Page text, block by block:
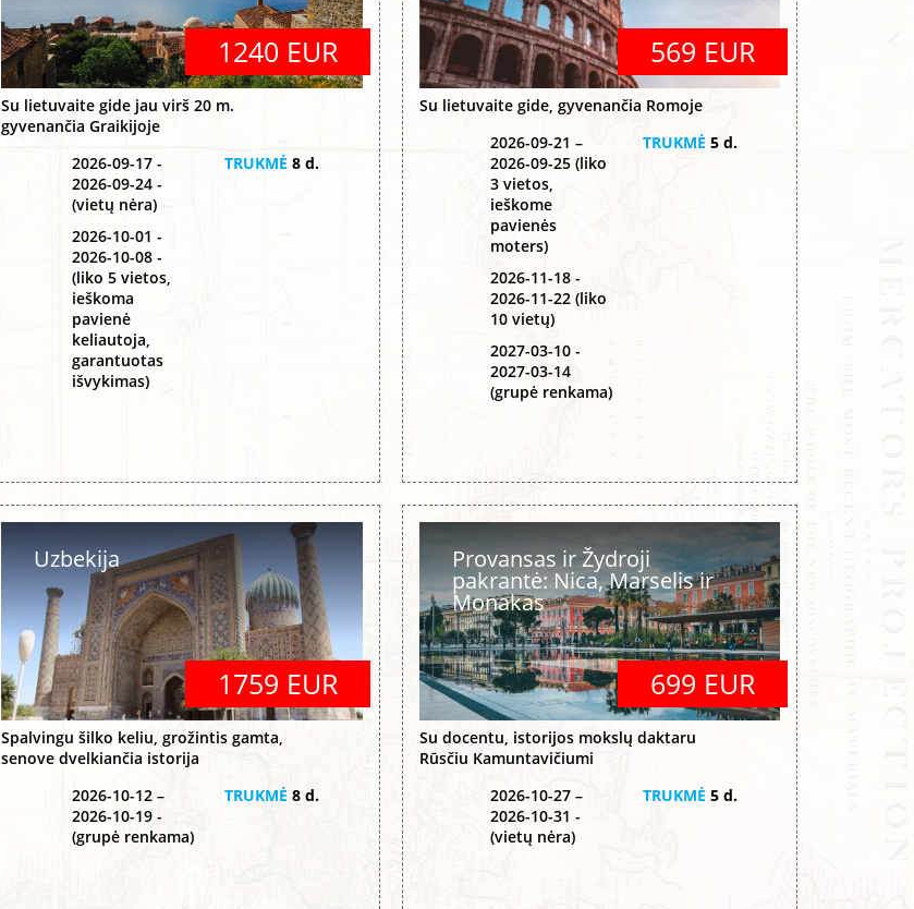
1240 EUR
Su lietuvaite gide jau virš 20 m.
gyvenančia Graikijoje
2026-09-17 -
2026-09-24 -
(vietų nėra)
2026-10-01 -
2026-10-08 -
(liko 5 vietos,
ieškoma
pavienė
keliautoja,
garantuotas
išvykimas)
TRUKMĖ 8 d.
569 EUR
Su lietuvaite gide, gyvenančia Romoje
2026-09-21 –
2026-09-25 (liko
3 vietos,
ieškome
pavienės
moters)
2026-11-18 -
2026-11-22 (liko
10 vietų)
2027-03-10 -
2027-03-14
(grupė renkama)
TRUKMĖ 5 d.
Uzbekija
1759 EUR
Spalvingu šilko keliu, grožintis gamta,
senove dvelkiančia istorija
2026-10-12 –
2026-10-19 -
(grupė renkama)
TRUKMĖ 8 d.
Provansas ir Žydroji
pakrantė: Nica, Marselis ir
Monakas
699 EUR
Su docentu, istorijos mokslų daktaru
Rūsčiu Kamuntavičiumi
2026-10-27 –
2026-10-31 -
(vietų nėra)
TRUKMĖ 5 d.